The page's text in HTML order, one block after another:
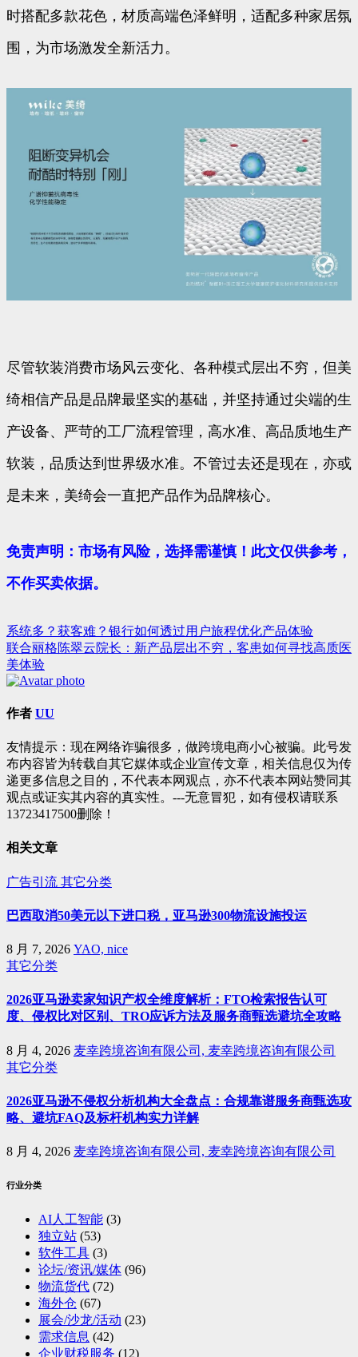
时搭配多款花色，材质高端色泽鲜明，适配多种家居氛
围，为市场激发全新活力。
尽管软装消费市场风云变化、各种模式层出不穷，但美
绮相信产品是品牌最坚实的基础，并坚持通过尖端的生
产设备、严苛的工厂流程管理，高水准、高品质地生产
软装，品质达到世界级水准。不管过去还是现在，亦或
是未来，美绮会一直把产品作为品牌核心。
免责声明：市场有风险，选择需谨慎！此文仅供参考，
不作买卖依据。
文
章
导
航
系统多？获客难？银行如何透过用户旅程优化产品体验
联合丽格陈翠云院长：新产品层出不穷，客患如何寻找高质医
美体验
作者 UU
友情提示：现在网络诈骗很多，做跨境电商小心被骗。此号发
布内容皆为转载自其它媒体或企业宣传文章，相关信息仅为传
递更多信息之目的，不代表本网观点，亦不代表本网站赞同其
观点或证实其内容的真实性。---无意冒犯，如有侵权请联系
13723417500删除！
相关文章
广告引流 其它分类
巴西取消50美元以下进口税，亚马逊300物流设施投运
8 月 7, 2026 YAO, nice
其它分类
2026亚马逊卖家知识产权全维度解析：FTO检索报告认可
度、侵权比对区别、TRO应诉方法及服务商甄选避坑全攻略
8 月 4, 2026 麦幸跨境咨询有限公司, 麦幸跨境咨询有限公司
其它分类
2026亚马逊不侵权分析机构大全盘点：合规靠谱服务商甄选攻
略、避坑FAQ及标杆机构实力详解
8 月 4, 2026 麦幸跨境咨询有限公司, 麦幸跨境咨询有限公司
行业分类
AI人工智能 (3)
独立站 (53)
软件工具 (3)
论坛/资讯/媒体 (96)
物流货代 (72)
海外仓 (67)
展会/沙龙/活动 (23)
需求信息 (42)
企业财税服务 (12)